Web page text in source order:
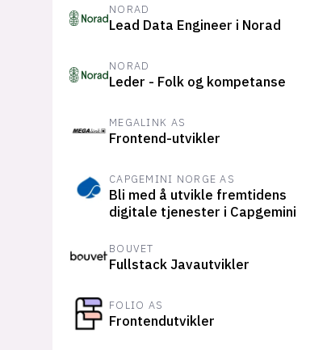
NORAD
Lead Data Engineer i Norad
NORAD
Leder - Folk og kompetanse
MEGALINK AS
Frontend-utvikler
CAPGEMINI NORGE AS
Bli med å utvikle fremtidens
digitale tjenester i Capgemini
BOUVET
Fullstack Javautvikler
FOLIO AS
Frontendutvikler